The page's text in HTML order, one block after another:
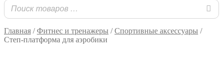
Главная /Фитнес и тренажеры /Спортивные аксессуары /
Степ-платформа для аэробики